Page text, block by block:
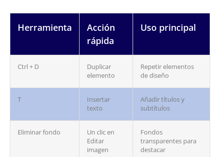
Herramienta
Acción
rápida
Uso principal
Ctrl + D
Duplicar
elemento
Repetir elementos
de diseño
T
Insertar
texto
Añadir títulos y
subtítulos
Eliminar fondo
Un clic en
Editar
imagen
Fondos
transparentes para
destacar